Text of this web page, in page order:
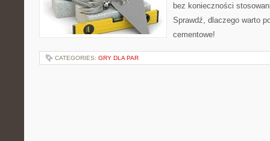
bez konieczności
Sprawdź, dlaczego warto
cementowe!
CATEGORIES: GRY DLA PAR